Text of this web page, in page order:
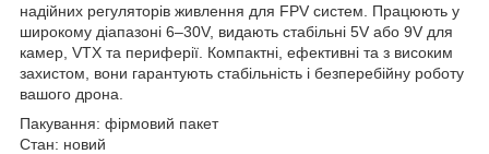
надійних регуляторів живлення для FPV систем. Працюють у
широкому діапазоні 6–30V, видають стабільні 5V або 9V для
камер, VTX та периферії. Компактні, ефективні та з високим
захистом, вони гарантують стабільність і безперебійну роботу
вашого дрона.
Пакування: фірмовий пакет
Стан: новий